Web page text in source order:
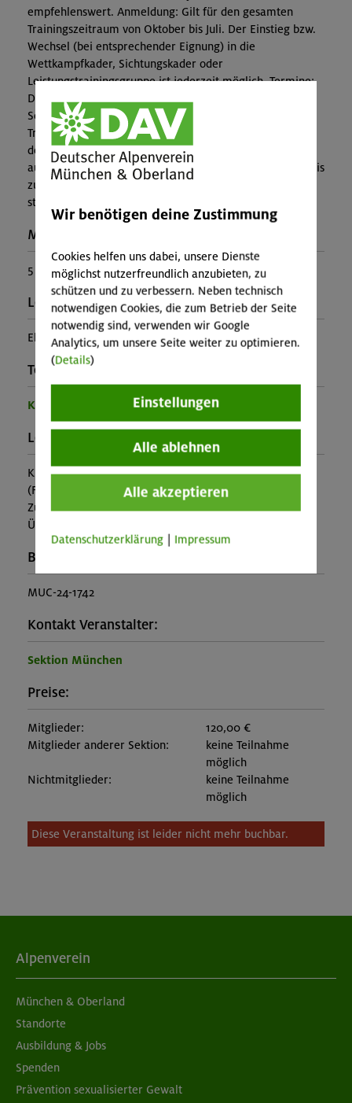
empfehlenswert. Anmeldung: Gilt für den gesamten
Trainingszeitraum von Oktober bis Juli. Der Einstieg bzw.
Wechsel (bei entsprechender Eignung) in die
Wettkampfkader, Sichtungskader oder
Leistungstrainingsgruppe ist jederzeit möglich. Termine:
Die Trainings finden immer wöchentlich während der
Schulzeiten statt. In den Schulferien werden keine
Trainings angeboten. Der Trainingszeitraum beginnt in
der ersten Oktoberwoche und endet nach 30 Terminen
automatisch. Es besteht kein Erstattungsanspruch, falls bis
zu 8 Einzeltermine wegen Ausfalls eines Trainers nicht
stattfinden können.
Maximale Teilnehmerzahl:
5
Leiter*in:
Elena Schmudlach
Teilprogramm:
Kinder- und Jugendprogramm
Leistung:
Kursleitung
(Falls nicht in den Leistungen inbegriffen, fallen
Zusatzkosten für z.B. An- und Abreise, Verpflegung,
Übernachtung oder Skipass an.)
Buchungscode:
MUC-24-1742
Kontakt Veranstalter:
Sektion München
Preise:
Mitglieder:
120,00 €
Mitglieder anderer Sektion:
keine Teilnahme
möglich
Nichtmitglieder:
keine Teilnahme
möglich
Diese Veranstaltung ist leider nicht mehr buchbar.
Alpenverein
München & Oberland
Standorte
Ausbildung & Jobs
Spenden
Prävention sexualisierter Gewalt
Wir benötigen deine Zustimmung
Cookies helfen uns dabei, unsere Dienste
möglichst nutzerfreundlich anzubieten, zu
schützen und zu verbessern. Neben technisch
notwendigen Cookies, die zum Betrieb der Seite
notwendig sind, verwenden wir Google
Analytics, um unsere Seite weiter zu optimieren.
(Details)
Einstellungen
Alle ablehnen
Alle akzeptieren
Datenschutzerklärung Impressum